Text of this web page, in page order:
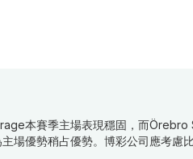
本賽季主場表現穩固，而Örebro
場優勢稍占優勢。博彩公司應考慮